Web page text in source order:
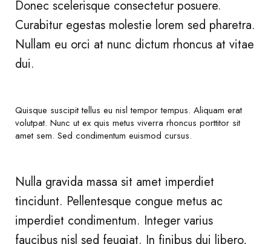
Donec scelerisque consectetur posuere.
Curabitur egestas molestie lorem sed pharetra.
Nullam eu orci at nunc dictum rhoncus at vitae
dui.
Quisque suscipit tellus eu nisl tempor tempus. Aliquam erat
volutpat. Nunc ut ex quis metus viverra rhoncus porttitor sit
amet sem. Sed condimentum euismod cursus.
Nulla gravida massa sit amet imperdiet
tincidunt. Pellentesque congue metus ac
imperdiet condimentum. Integer varius
faucibus nisl sed feugiat. In finibus dui libero,